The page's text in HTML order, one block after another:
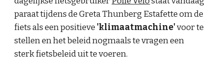
paraat tijdens de Greta Thunberg Estafette om de
fiets als een positieve 'klimaatmachine'voor te
stellen en het beleid nogmaals te vragen een
sterk fietsbeleid uit te voeren.